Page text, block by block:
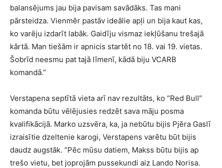
balansējums jau bija pavisam savādāks. Tas mani
pārsteidza. Vienmēr pastāv ideālie apļi un bija kaut kas,
ko varēju izdarīt labāk. Gaidīju vismaz iekļūšanu trešajā
kārtā. Man tiešām ir apnicis startēt no 18. vai 19. vietas.
Šobrīd neesmu pat tajā līmenī, kādā biju VCARB
komandā.”
Verstapena septītā vieta arī nav rezultāts, ko “Red Bull”
komanda būtu vēlējusies redzēt sava māju posma
kvalifikācijā. Marko uzsvēra, ka, ja nebūtu bijis Pjēra Gaslī
izraisītie dzeltenie karogi, Verstapens varētu būt bijis
daudz augstāk. “Pēc mūsu datiem, Makss būtu bijis ap
trešo vietu, bet joprojām pussekundi aiz Lando Norisa.